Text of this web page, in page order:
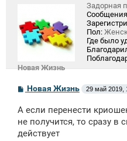
Новая Жизнь
Задорная
Пол:
Где было
С
б
щ
н
Новая Жизнь 29 май 2019,
А если перенести
не получится, то сразу в
действует